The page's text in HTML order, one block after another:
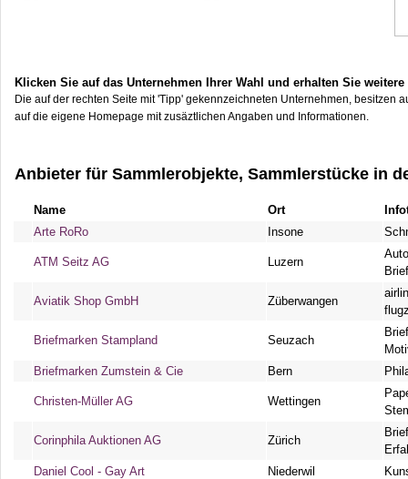
Klicken Sie auf das Unternehmen Ihrer Wahl und erhalten Sie
Die auf der rechten Seite mit 'Tipp' gekennzeichneten Unternehmen, besitzen
auf die eigene Homepage mit zusäztlichen Angaben und Informationen.
Anbieter für Sammlerobjekte, Sammlerstücke in
Name Ort
Arte RoRo
Insone
ATM Seitz AG Luzern
Aviatik Shop GmbH Züberwangen
Briefmarken Stampland Seuzach
Briefmarken Zumstein & Cie
Bern
Christen-Müller AG Wettingen
Corinphila Auktionen AG Zürich
Daniel Cool - Gay Art
Niederwil